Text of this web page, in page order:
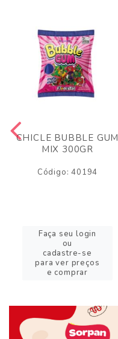
CHICLE BUBBLE GUM
MIX 300GR
Código: 40194
Faça seu login
ou
cadastre-se
para ver preços
e comprar